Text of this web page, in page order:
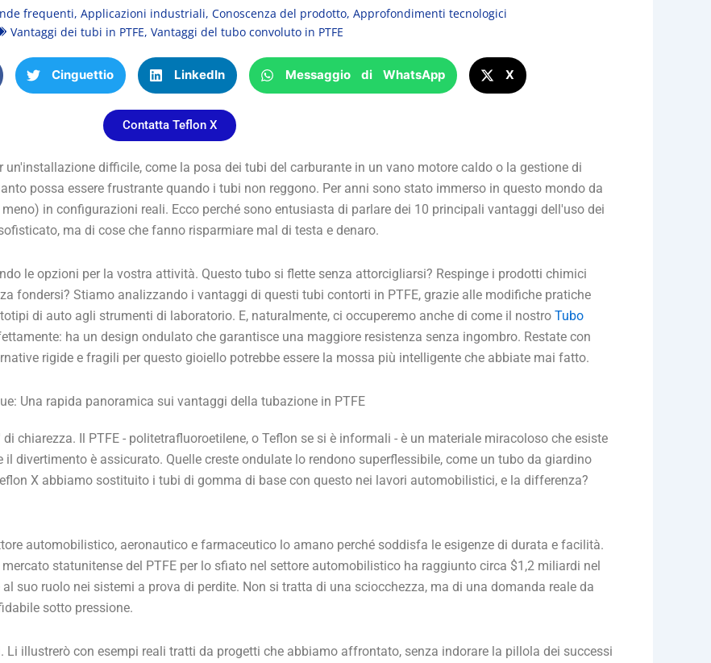
frequenti, Applicazioni industriali, Conoscenza del prodotto, Approfondimenti tecnologici
Vantaggi dei tubi in PTFE, Vantaggi del tubo convoluto in PTFE
Cinguettio LinkedIn Messaggio di WhatsApp X
Contatta Teflon X
difficile, come la posa dei tubi del carburante in un vano motore caldo o la gestione di
possa essere frustrante quando i tubi non reggono. Per anni sono stato immerso in questo mondo da
in configurazioni reali. Ecco perché sono entusiasta di parlare dei 10 principali vantaggi dell'uso dei
ma di cose che fanno risparmiare mal di testa e denaro.
le opzioni per la vostra attività. Questo tubo si flette senza attorcigliarsi? Respinge i prodotti chimici
fondersi? Stiamo analizzando i vantaggi di questi tubi contorti in PTFE, grazie alle modifiche pratiche
di auto agli strumenti di laboratorio. E, naturalmente, ci occuperemo anche di come il nostro Tubo
ha un design ondulato che garantisce una maggiore resistenza senza ingombro. Restate con
rigide e fragili per questo gioiello potrebbe essere la mossa più intelligente che abbiate mai fatto.
Una rapida panoramica sui vantaggi della tubazione in PTFE
chiarezza. Il PTFE - politetrafluoroetilene, o Teflon se si è informali - è un materiale miracoloso che esiste
divertimento è assicurato. Quelle creste ondulate lo rendono superflessibile, come un tubo da giardino
X abbiamo sostituito i tubi di gomma di base con questo nei lavori automobilistici, e la differenza?
automobilistico, aeronautico e farmaceutico lo amano perché soddisfa le esigenze di durata e facilità.
statunitense del PTFE per lo sfiato nel settore automobilistico ha raggiunto circa $1,2 miliardi nel
suo ruolo nei sistemi a prova di perdite. Non si tratta di una sciocchezza, ma di una domanda reale da
sotto pressione.
illustrerò con esempi reali tratti da progetti che abbiamo affrontato, senza indorare la pillola dei successi